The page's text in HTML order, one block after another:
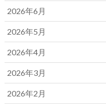
2026年6月
2026年5月
2026年4月
2026年3月
2026年2月